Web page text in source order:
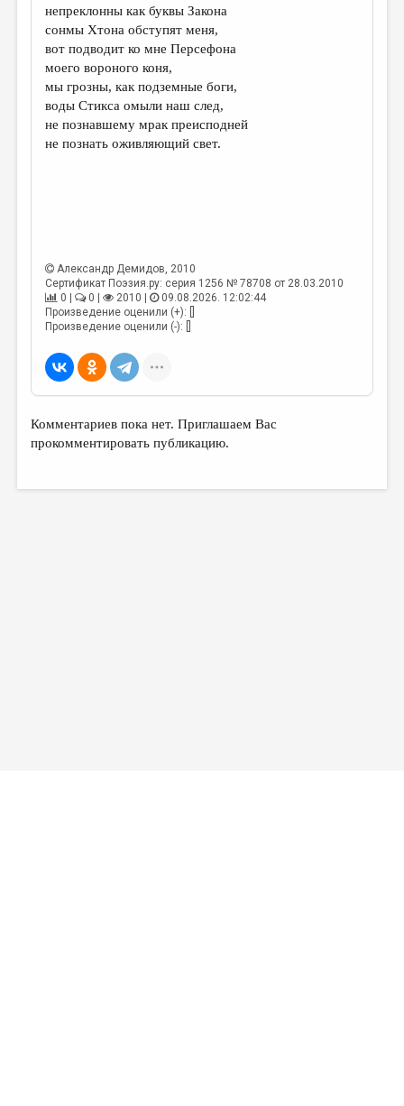
КОНКУРСЫ
ДЕТСКАЯ КОМНАТА
КНИЖНАЯ ПОЛКА
ОБЗОР ЛИТЕРАТУРЫ
СТРАНИЦЫ ПАМЯТИ
ОТ РЕДАКЦИИ
МАЛАЯ ПРОЗА
ЭССЕИСТИКА
ЛИТЕРАТУРОВЕДЕНИЕ
КУЛЬТУРОВЕДЕНИЕ
ПУБЛИЦИСТИКА
ЦИКЛЫ ПУБЛИКАЦИЙ
непреклонны как буквы Закона
сонмы Хтона обступят меня,
вот подводит ко мне Персефона
моего вороного коня,
мы грозны, как подземные боги,
воды Стикса омыли наш след,
не познавшему мрак преисподней
не познать оживляющий свет.
Александр Демидов, 2010
Сертификат Поэзия.ру: серия 1256 № 78708 от 28.03.2010
0 |
0 | 2010 |
09.08.2026. 12:02:44
Произведение оценили (+): []
Произведение оценили (-): []
Комментариев пока нет. Приглашаем Вас
прокомментировать публикацию.